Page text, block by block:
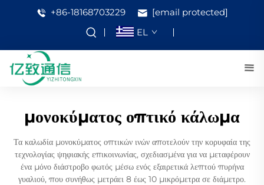
+86-18168703229
[email protected]
EL
μονοκύματος οπτικό κάλωμα
Τα καλωδία μονοκύματος οπτικών ινών αποτελούν την κορυφαία της
τεχνολογίας ψηφιακής επικοινωνίας, σχεδιασμένα για να μεταφέρουν
ένα μόνο διάστροβο φωτός μέσω ενός εξαιρετικά λεπτού πυρήνα
γυαλιού, που συνήθως μετράει 8 έως 10 μικρόμετρα σε διάμετρο.